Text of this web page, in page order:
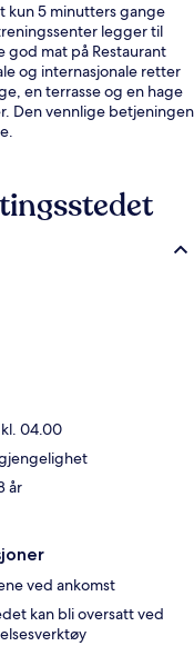
kun 5 minutters gange
legger til
god mat på Restaurant
og internasjonale retter
en terrasse og en hage
Den vennlige betjeningen
04.00
år
ved ankomst
kan bli oversatt ved